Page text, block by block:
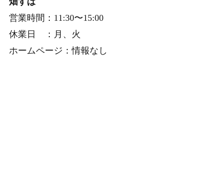
営業時間：11:30〜15:00
休業日 ：月、火
ホームページ：情報なし